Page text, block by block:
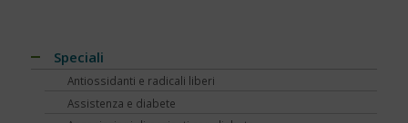
Speciali
Antiossidanti e radicali liberi
Assistenza e diabete